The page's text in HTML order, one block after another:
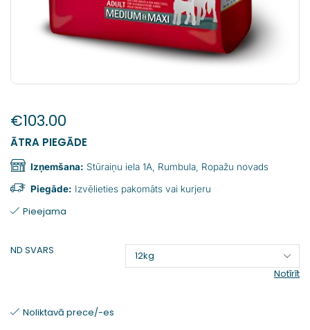
€103.00
ĀTRA PIEGĀDE
Izņemšana: Stūraiņu iela 1A, Rumbula, Ropažu novads
Piegāde: Izvēlieties pakomāts vai kurjeru
Pieejama
ND SVARS
Notīrīt
Noliktavā prece/-es